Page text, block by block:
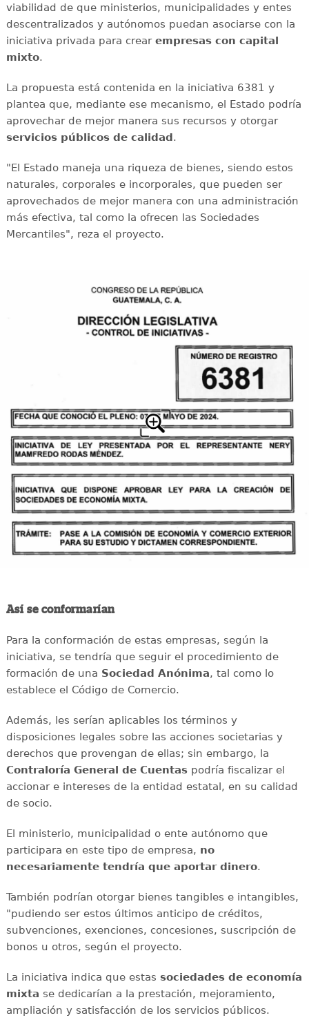
viabilidad de que ministerios, municipalidades y entes
descentralizados y autónomos puedan asociarse con la
iniciativa privada para crear empresas con capital
mixto.
La propuesta está contenida en la iniciativa 6381 y
plantea que, mediante ese mecanismo, el Estado podría
aprovechar de mejor manera sus recursos y otorgar
servicios públicos de calidad.
"El Estado maneja una riqueza de bienes, siendo estos
naturales, corporales e incorporales, que pueden ser
aprovechados de mejor manera con una administración
más efectiva, tal como la ofrecen las Sociedades
Mercantiles", reza el proyecto.
Así se conformarían
Para la conformación de estas empresas, según la
iniciativa, se tendría que seguir el procedimiento de
formación de una Sociedad Anónima, tal como lo
establece el Código de Comercio.
Además, les serían aplicables los términos y
disposiciones legales sobre las acciones societarias y
derechos que provengan de ellas; sin embargo, la
Contraloría General de Cuentaspodría fiscalizar el
accionar e intereses de la entidad estatal, en su calidad
de socio.
El ministerio, municipalidad o ente autónomo que
participara en este tipo de empresa, no
necesariamente tendría que aportar dinero.
También podrían otorgar bienes tangibles e intangibles,
"pudiendo ser estos últimos anticipo de créditos,
subvenciones, exenciones, concesiones, suscripción de
bonos u otros, según el proyecto.
La iniciativa indica que estas sociedades de economía
mixta se dedicarían a la prestación, mejoramiento,
ampliación y satisfacción de los servicios públicos.